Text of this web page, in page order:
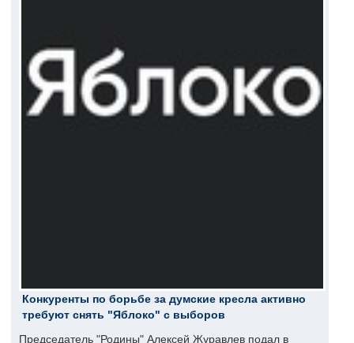
Конкуренты по борьбе за думские кресла активно
требуют снять "Яблоко" с выборов
Председатель "Родины" Алексей Журавлев подал в